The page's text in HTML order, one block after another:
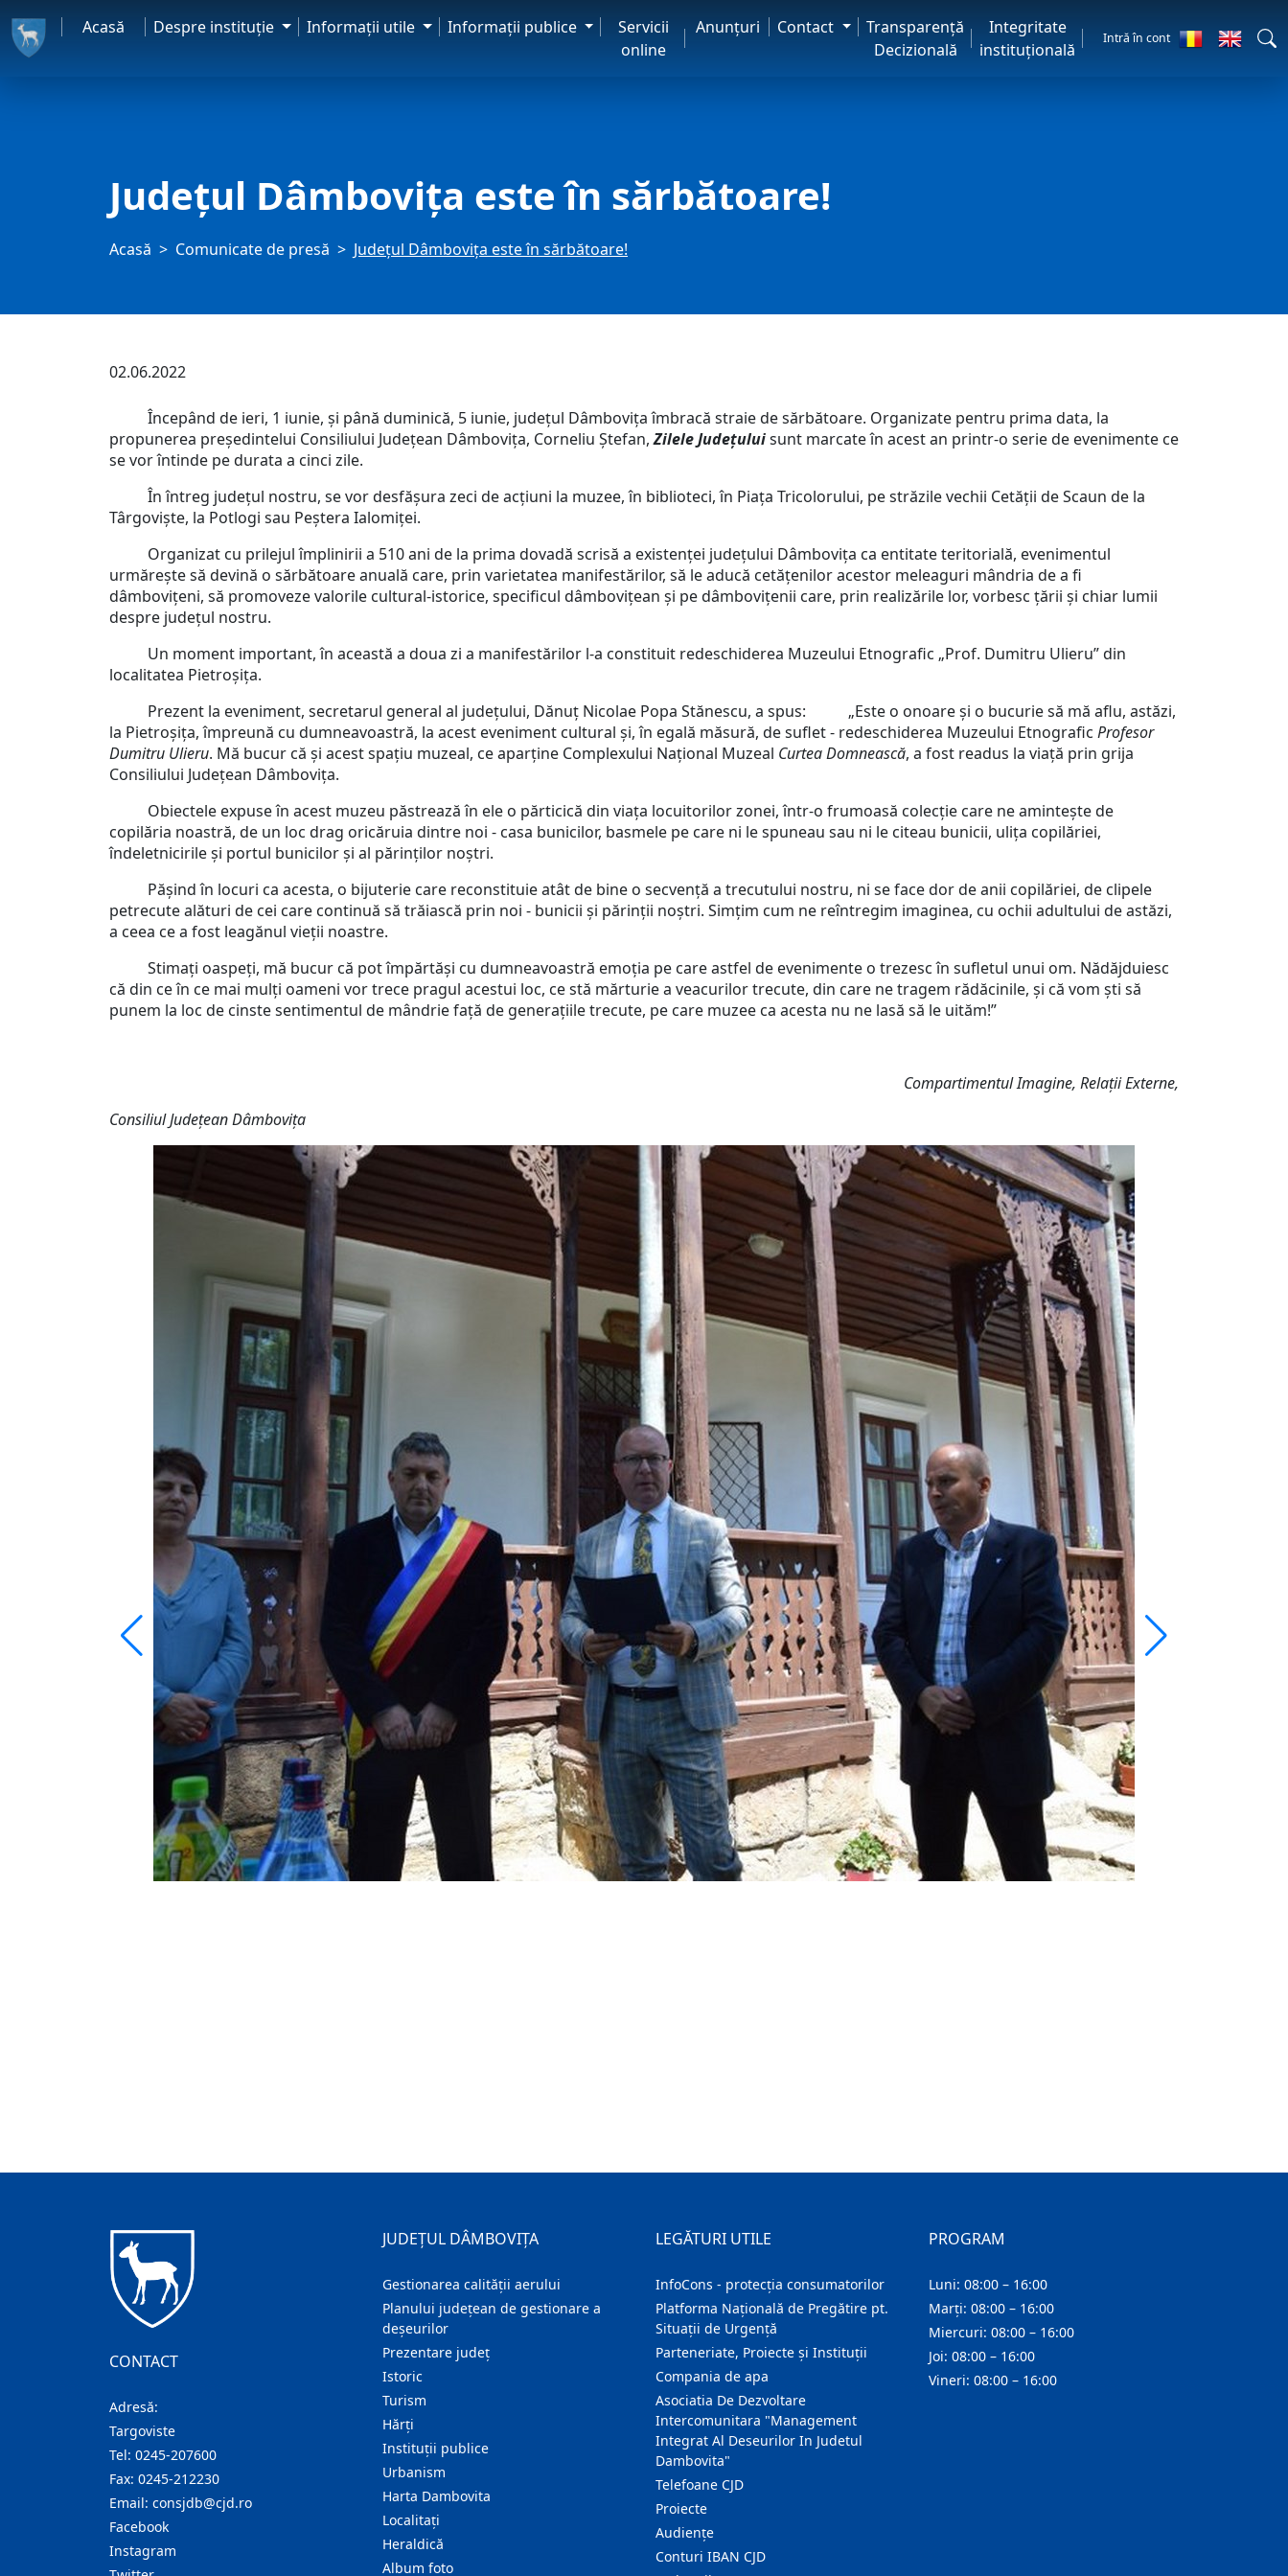
Acasă Despre instituţie Informaţii utile Informaţii publice
Servicii
online
Anunţuri Contact
Transparență
Decizională
Integritate
instituțională
Intră în cont
Județul Dâmbovița este în sărbătoare!
Acasă Comunicate de presă Județul Dâmbovița este în sărbătoare!
02.06.2022
Începând de ieri, 1 iunie, și până duminică, 5 iunie, județul Dâmbovița îmbracă straie de sărbătoare. Organizate pentru prima data, la
propunerea președintelui Consiliului Județean Dâmbovița, Corneliu Ștefan,Zilele Județuluisunt marcate în acest an printr-o serie de evenimente ce
se vor întinde pe durata a cinci zile.
În întreg județul nostru, se vor desfășura zeci de acțiuni la muzee, în biblioteci, în Piața Tricolorului, pe străzile vechii Cetății de Scaun de la
Târgoviște, la Potlogi sau Peștera Ialomiței.
Organizat cu prilejul împlinirii a 510 ani de la prima dovadă scrisă a existenței județului Dâmbovița ca entitate teritorială, evenimentul
urmărește să devină o sărbătoare anuală care, prin varietatea manifestărilor, să le aducă cetățenilor acestor meleaguri mândria de a fi
dâmbovițeni, să promoveze valorile cultural-istorice, specificul dâmbovițean și pe dâmbovițenii care, prin realizările lor, vorbesc țării și chiar lumii
despre județul nostru.
Un moment important, în această a doua zi a manifestărilor l-a constituit redeschiderea Muzeului Etnografic „Prof. Dumitru Ulieru” din
localitatea Pietroșița.
Prezent la eveniment, secretarul general al județului, Dănuț Nicolae Popa Stănescu, a spus: „Este o onoare și o bucurie să mă aflu, astăzi,
la Pietroșița, împreună cu dumneavoastră, la acest eveniment cultural și, în egală măsură, de suflet - redeschiderea Muzeului Etnografic Profesor
Dumitru Ulieru. Mă bucur că și acest spațiu muzeal, ce aparține Complexului Național Muzeal Curtea Domnească, a fost readus la viață prin grija
Consiliului Județean Dâmbovița.
Obiectele expuse în acest muzeu păstrează în ele o părticică din viața locuitorilor zonei, într-o frumoasă colecție care ne amintește de
copilăria noastră, de un loc drag oricăruia dintre noi - casa bunicilor, basmele pe care ni le spuneau sau ni le citeau bunicii, ulița copilăriei,
îndeletnicirile și portul bunicilor și al părinților noștri.
Pășind în locuri ca acesta, o bijuterie care reconstituie atât de bine o secvență a trecutului nostru, ni se face dor de anii copilăriei, de clipele
petrecute alături de cei care continuă să trăiască prin noi - bunicii și părinții noștri. Simțim cum ne reîntregim imaginea, cu ochii adultului de astăzi,
a ceea ce a fost leagănul vieții noastre.
Stimați oaspeți, mă bucur că pot împărtăși cu dumneavoastră emoția pe care astfel de evenimente o trezesc în sufletul unui om. Nădăjduiesc
că din ce în ce mai mulți oameni vor trece pragul acestui loc, ce stă mărturie a veacurilor trecute, din care ne tragem rădăcinile, și că vom ști să
punem la loc de cinste sentimentul de mândrie față de generațiile trecute, pe care muzee ca acesta nu ne lasă să le uităm!”
Compartimentul Imagine, Relații Externe,
Consiliul Județean Dâmbovița
CONTACT
Adresă:
Targoviste
Tel: 0245-207600
Fax: 0245-212230
Email: consjdb@cjd.ro
Facebook
Instagram
JUDEȚUL DÂMBOVIȚA
Gestionarea calității aerului
Planului județean de gestionare a
deșeurilor
Prezentare judeţ
Istoric
Turism
Hărţi
Instituţii publice
Urbanism
Harta Dambovita
Localitaţi
Heraldică
Album foto
LEGĂTURI UTILE
InfoCons - protecția consumatorilor
Platforma Națională de Pregătire pt.
Situații de Urgență
Parteneriate, Proiecte și Instituții
Compania de apa
Asociatia De Dezvoltare
Intercomunitara "Management
Integrat Al Deseurilor In Judetul
Dambovita"
Telefoane CJD
Proiecte
Audienţe
Conturi IBAN CJD
PROGRAM
Luni: 08:00 – 16:00
Marți: 08:00 – 16:00
Miercuri: 08:00 – 16:00
Joi: 08:00 – 16:00
Vineri: 08:00 – 16:00